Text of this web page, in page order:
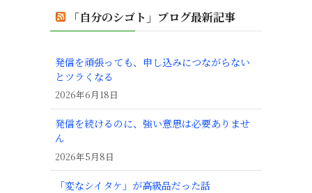
「自分のシゴト」ブログ最新記事
発信を頑張っても、申し込みにつながらない
とツラくなる
2026年6月18日
発信を続けるのに、強い意思は必要ありませ
ん
2026年5月8日
「変なシイタケ」が高級品だった話